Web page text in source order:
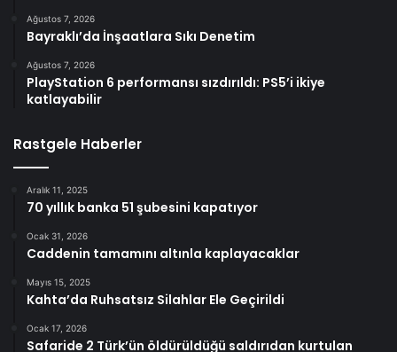
Ağustos 7, 2026
Bayraklı’da İnşaatlara Sıkı Denetim
Ağustos 7, 2026
PlayStation 6 performansı sızdırıldı: PS5’i ikiye
katlayabilir
Rastgele Haberler
Aralık 11, 2025
70 yıllık banka 51 şubesini kapatıyor
Ocak 31, 2026
Caddenin tamamını altınla kaplayacaklar
Mayıs 15, 2025
Kahta’da Ruhsatsız Silahlar Ele Geçirildi
Ocak 17, 2026
Safaride 2 Türk’ün öldürüldüğü saldırıdan kurtulan